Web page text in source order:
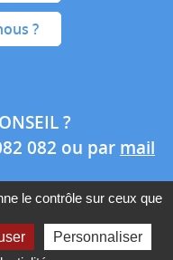
?
?
082 ou par mail
Mentions légales
le contrôle sur ceux que
Personnaliser